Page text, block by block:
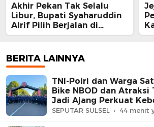
Akhir Pekan Tak Selalu
Libur, Bupati Syaharuddin
Alrif Pilih Berjalan di
Tengah Sawah Menjaga Air
BERITA LAINNYA
TNI-Polri dan Warga
Bike NBOD dan Atraksi
Jadi Ajang Perkuat
SEPUTAR SULSEL 44 menit